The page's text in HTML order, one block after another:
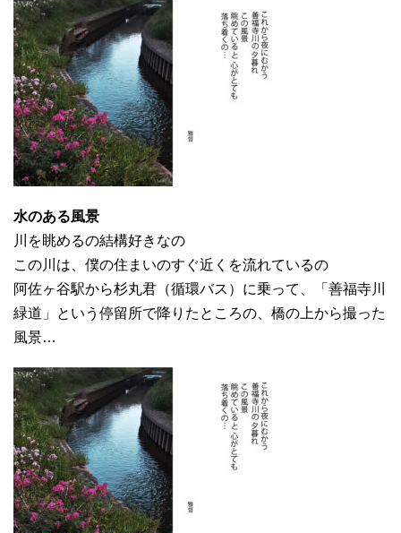
水のある風景
川を眺めるの結構好きなの
この川は、僕の住まいのすぐ近くを流れているの
阿佐ヶ谷駅から杉丸君（循環バス）に乗って、「善福寺川
緑道」という停留所で降りたところの、橋の上から撮った
風景…